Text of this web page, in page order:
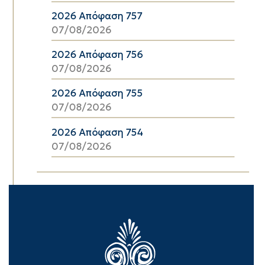
2026 Απόφαση 757
07/08/2026
2026 Απόφαση 756
07/08/2026
2026 Απόφαση 755
07/08/2026
2026 Απόφαση 754
07/08/2026